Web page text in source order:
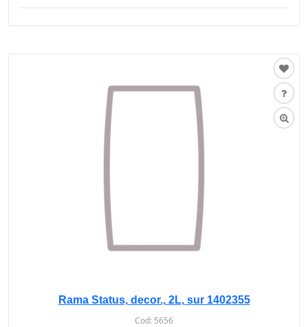
Rama Status, decor., 2L, sur 1402355
Cod: 5656